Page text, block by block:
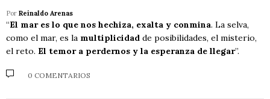
Por Reinaldo Arenas
“El mar es lo que nos hechiza, exalta y conmina. La selva,
como el mar, es la multiplicidad de posibilidades, el misterio,
el reto. El temor a perdernos y la esperanza de llegar”.
0 COMENTARIOS